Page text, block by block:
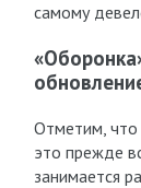
самому
Отметим, что
это прежде
занимается